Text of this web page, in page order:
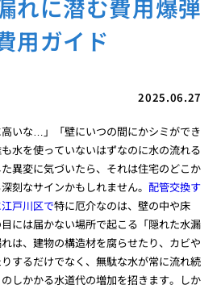
れに潜む費用爆弾
用ガイド
2025.06.27
高いな…」「壁にいつの間にかシミができ
水を使っていないはずなのに水の流れる
異変に気づいたら、それは住宅のどこか
刻なサインかもしれません。配管交換す
戸川区で特に厄介なのは、壁の中や床
には届かない場所で起こる「隠れた水漏
は、建物の構造材を腐らせたり、カビや
するだけでなく、無駄な水が常に流れ続
しかかる水道代の増加を招きます。しか